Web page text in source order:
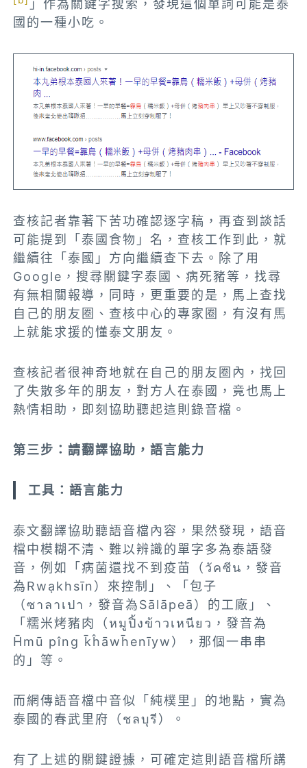
」作為關鍵字搜索，發現這個單詞可能是泰
國的一種小吃。
查核記者靠著下苦功確認逐字稿，再查到談話
可能提到「泰國食物」名，查核工作到此，就
繼續往「泰國」方向繼續查下去。除了用
Google， 搜尋關鍵字泰國、病死豬等 ，找尋
有無相關報導，同時，更重要的是，馬上查找
自己的朋友圈、查核中心的專家圈，有沒有馬
上就能求援的懂泰文朋友。
查核記者很神奇地就在自己的朋友圈內，找回
了失散多年的朋友，對方人在泰國，竟也馬上
熱情相助，即刻協助聽起這則錄音檔。
第三步：請翻譯協助，語言能力
工具：語言能力
泰文翻譯協助聽語音檔內容，果然發現，語音
檔中模糊不清、難以辨識的單字多為泰語發
音，例如
「病菌還找不到疫苗（วัคซีน，發音
為Rwạkhsīn）來控制」、「包子
（ซาลาเปา，發音為Sālāpeā）的工廠」、
「糯米烤豬肉（หมูปิ้งข้าวเหนียว，發音為
H̄mū pîng k̄ĥāwh̄enīyw），那個一串串
的」等。
而網傳語音檔中音似「純樸里」的地點，實為
泰國的春武里府（ชลบุรี）。
有了上述的關鍵證據，可確定這則語音檔所講